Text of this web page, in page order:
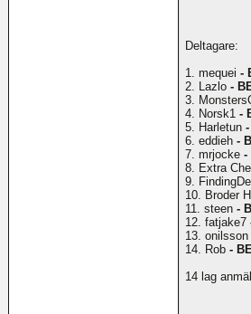
Deltagare:
1. mequei -
2. Lazlo -
3.
4. Norsk1 -
5. Harletun
6. eddieh -
7. mrjocke -
8. Extra
9.
10. Broder H
11. steen -
12. fatjake7
13. onilsson
14. Rob -
14 lag